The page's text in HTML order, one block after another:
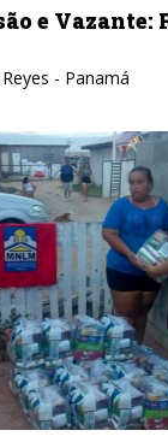
e Vazante:
- Panamá